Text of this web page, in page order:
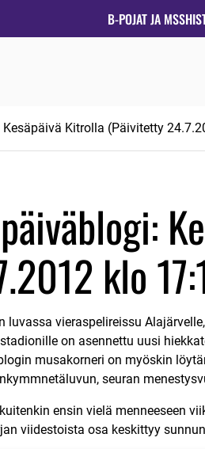
B-POJAT JA MSS
Kitrolla (Päivitetty
klo
luvassa vieraspelireissu
on asennettu uusi
musakorneri on myöskin
seuran
ensin vielä menneeseen
viidestoista osa keskittyy